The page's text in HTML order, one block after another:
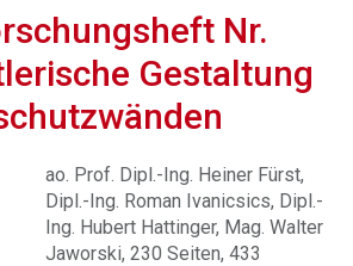
Nr.
Gestaltung
ao. Prof. Dipl.-Ing. Heiner Fürst,
Dipl.-Ing. Roman Ivanicsics, Dipl.-
Ing. Hubert Hattinger, Mag. Walter
Jaworski, 230 Seiten, 433